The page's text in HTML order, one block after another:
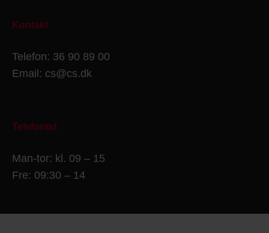
Kontakt
Telefon: 36 90 89 00
Email: cs@cs.dk
Telefontid
Man-tor: kl. 09 – 15
Fre: 09:30 – 14